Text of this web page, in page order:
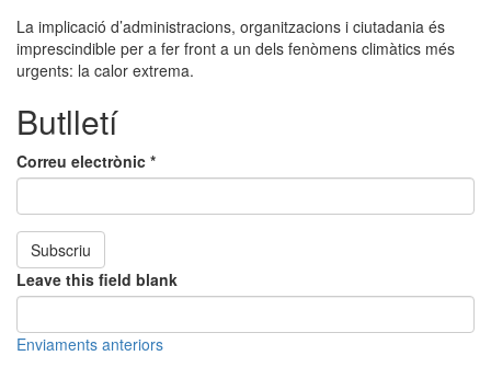
La implicació d’administracions, organitzacions i ciutadania és
imprescindible per a fer front a un dels fenòmens climàtics més
urgents: la calor extrema.
Butlletí
Correu electrònic *
Subscriu
Leave this field blank
Enviaments anteriors